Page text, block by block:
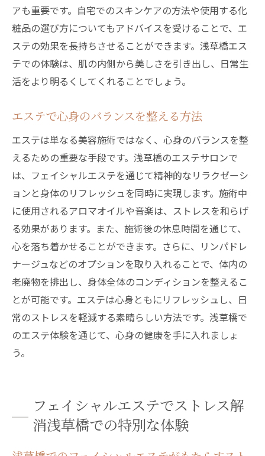
アも重要です。自宅でのスキンケアの方法や使用する化
粧品の選び方についてもアドバイスを受けることで、エ
ステの効果を長持ちさせることができます。浅草橋エス
テでの体験は、肌の内側から美しさを引き出し、日常生
活をより明るくしてくれることでしょう。
エステで心身のバランスを整える方法
エステは単なる美容施術ではなく、心身のバランスを整
えるための重要な手段です。浅草橋のエステサロンで
は、フェイシャルエステを通じて精神的なリラクゼーシ
ョンと身体のリフレッシュを同時に実現します。施術中
に使用されるアロマオイルや音楽は、ストレスを和らげ
る効果があります。また、施術後の休息時間を通じて、
心を落ち着かせることができます。さらに、リンパドレ
ナージュなどのオプションを取り入れることで、体内の
老廃物を排出し、身体全体のコンディションを整えるこ
とが可能です。エステは心身ともにリフレッシュし、日
常のストレスを軽減する素晴らしい方法です。浅草橋で
のエステ体験を通じて、心身の健康を手に入れましょ
う。
フェイシャルエステでストレス解
消浅草橋での特別な体験